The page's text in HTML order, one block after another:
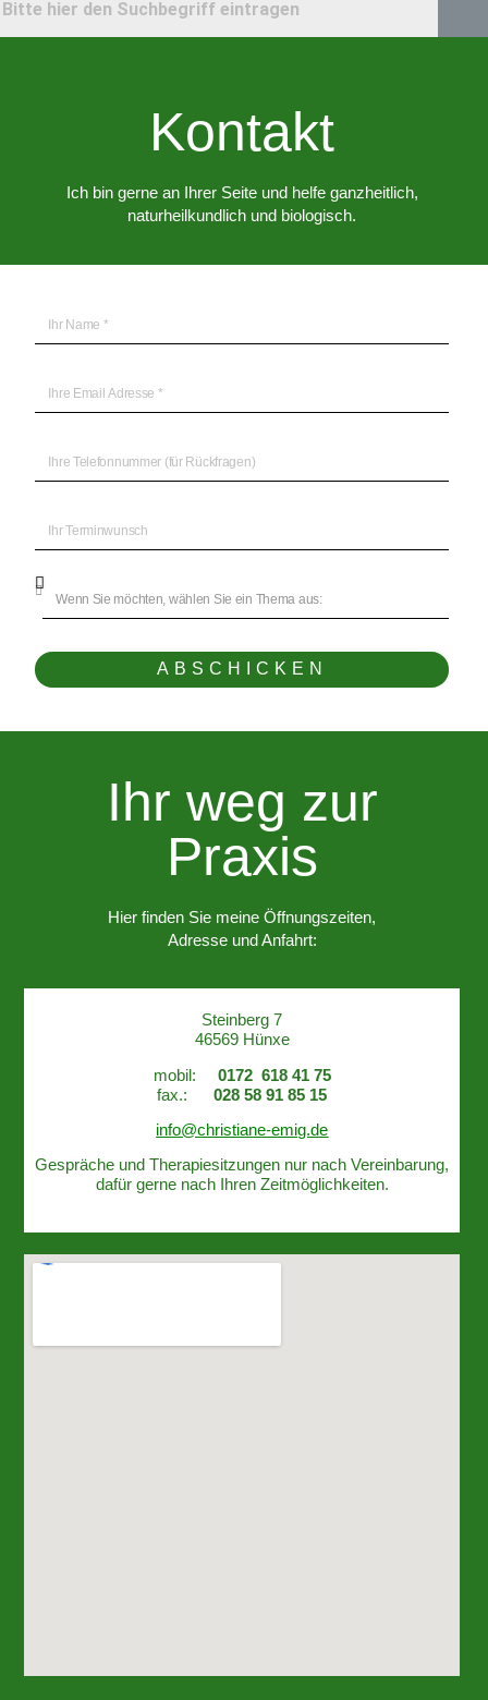
Kontakt
Ich bin gerne an Ihrer Seite und helfe ganzheitlich,
naturheilkundlich und biologisch.
ABSCHICKEN
Ihr weg zur
Praxis
Hier finden Sie meine Öffnungszeiten,
Adresse und Anfahrt:
Steinberg 7
46569 Hünxe
mobil: 0172 618 41 75
fax.:028 58 91 85 15
info@christiane-emig.de
Gespräche und Therapiesitzungen nur nach Vereinbarung,
dafür gerne nach Ihren Zeitmöglichkeiten.